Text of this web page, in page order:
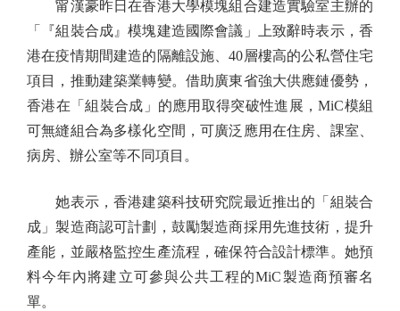
甯漢豪昨日在香港大學模塊組合建造實驗室主辦的
「『組裝合成』模塊建造國際會議」上致辭時表示，香
港在疫情期間建造的隔離設施、40層樓高的公私營住宅
項目，推動建築業轉變。借助廣東省強大供應鏈優勢，
香港在「組裝合成」的應用取得突破性進展，MiC模組
可無縫組合為多樣化空間，可廣泛應用在住房、課室、
病房、辦公室等不同項目。
她表示，香港建築科技研究院最近推出的「組裝合
成」製造商認可計劃，鼓勵製造商採用先進技術，提升
產能，並嚴格監控生產流程，確保符合設計標準。她預
料今年內將建立可參與公共工程的MiC製造商預審名
單。